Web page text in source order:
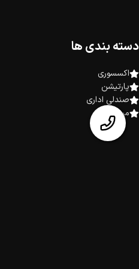
دسته بندی ها
اکسسوری
پارتیشن
صندلی اداری
میز اداری